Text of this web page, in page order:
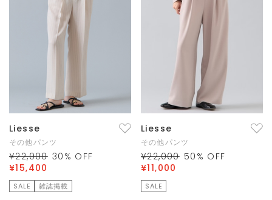
Liesse
その他パンツ
¥22,000 30 % OFF
¥15,400
SALE 雑誌掲載
Liesse
その他パンツ
¥22,000 50 % OFF
¥11,000
SALE